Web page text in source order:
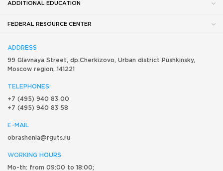
ADDITIONAL EDUCATION
FEDERAL RESOURCE CENTER
ADDRESS
99 Glavnaya Street, dp.Cherkizovo, Urban district Pushkinsky,
Moscow region, 141221
TELEPHONES:
+7 (495) 940 83 00
+7 (495) 940 83 58
E-MAIL
obrashenia@rguts.ru
WORKING HOURS
Mo-th: from 09:00 to 18:00;